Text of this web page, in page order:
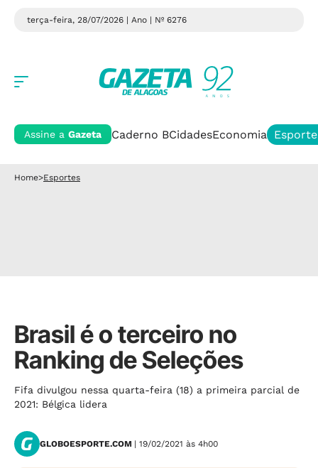
terça-feira, 28/07/2026 | Ano | Nº 6276
Assine a Gazeta Caderno BCidadesEconomia
Home>Esportes
Brasil é o terceiro no
Ranking de Seleções
Fifa divulgou nessa quarta-feira (18) a primeira parcial de
2021: Bélgica lidera
GLOBOESPORTE.COM | 19/02/2021 às 4h00